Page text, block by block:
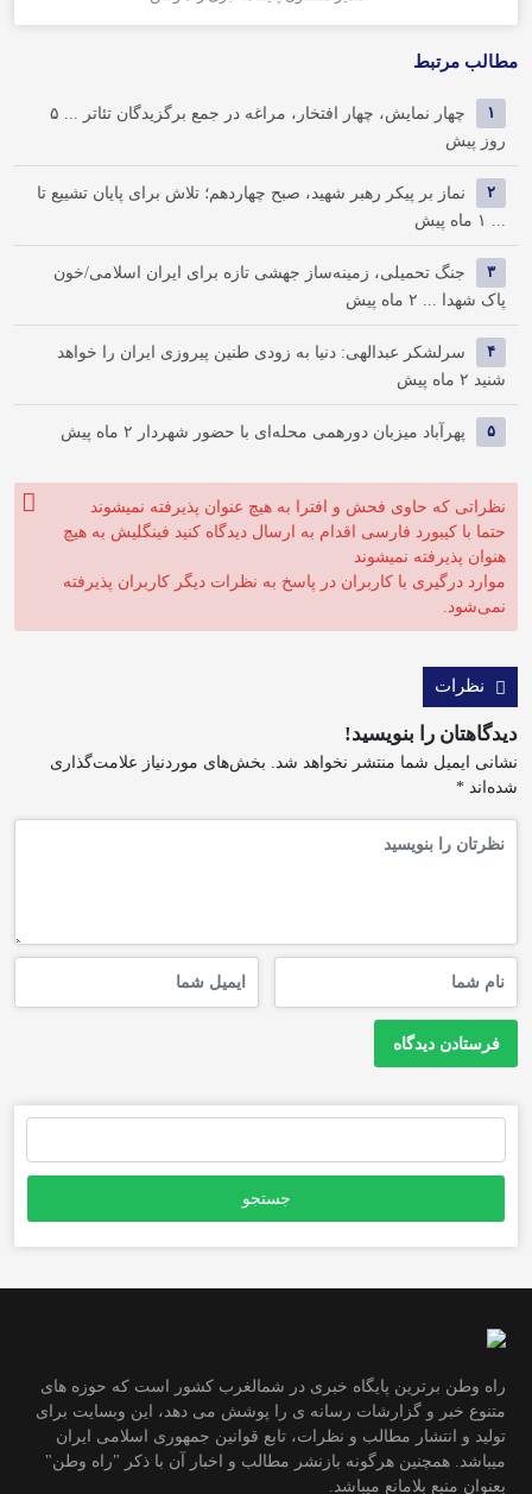
مطالب مرتبط
۱ چهار نمایش، چهار افتخار، مراغه در جمع برگزیدگان تئاتر ... ۵
روز پیش
۲
نماز بر پیکر رهبر شهید، صبح چهاردهم؛ تلاش برای پایان تشییع تا
۱ ماه پیش
۳
جنگ تحمیلی، زمینه‌ساز جهشی تازه برای ایران اسلامی/خون
پاک شهدا ... ۲ ماه پیش
۴
سرلشکر عبدالهی: دنیا به زودی طنین پیروزی ایران را خواهد
شنید ۲ ماه پیش
۵ پهرآباد میزبان دورهمی محله‌ای با حضور شهردار ۲ ماه پیش
نظراتی که حاوی فحش و افترا به هیچ عنوان پذیرفته نمیشوند
حتما با کیبورد فارسی اقدام به ارسال دیدگاه کنید فینگلیش به هیچ
هنوان پذیرفته نمیشوند
موارد درگیری با کاربران در پاسخ به نظرات دیگر کاربران پذیرفته
نمی‌شود.
نظرات
دیدگاهتان را بنویسید!
نشانی ایمیل شما منتشر نخواهد شد.
بخش‌های موردنیاز علامت‌گذاری
شده‌اند *
برای:
راه وطن برترین پایگاه خبری در شمالغرب کشور است که حوزه های
متنوع خبر و گزارشات رسانه ی را پوشش می دهد، این وبسایت برای
تولید و انتشار مطالب و نظرات، تابع قوانین جمهوری اسلامی ایران
میباشد. همچنین هرگونه بازنشر مطالب و اخبار آن با ذکر "راه وطن"
بعنوان منبع بلامانع میباشد.